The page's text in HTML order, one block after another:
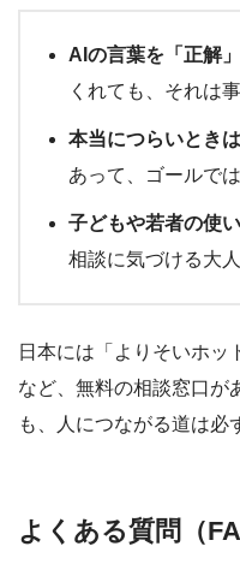
AIの言葉を「正解
くれても、それは
本当につらいとき
あって、ゴールで
子どもや若者の使
相談に気づける大
日本には「よりそいホッ
など、無料の相談窓口が
も、人につながる道は必
よくある質問（